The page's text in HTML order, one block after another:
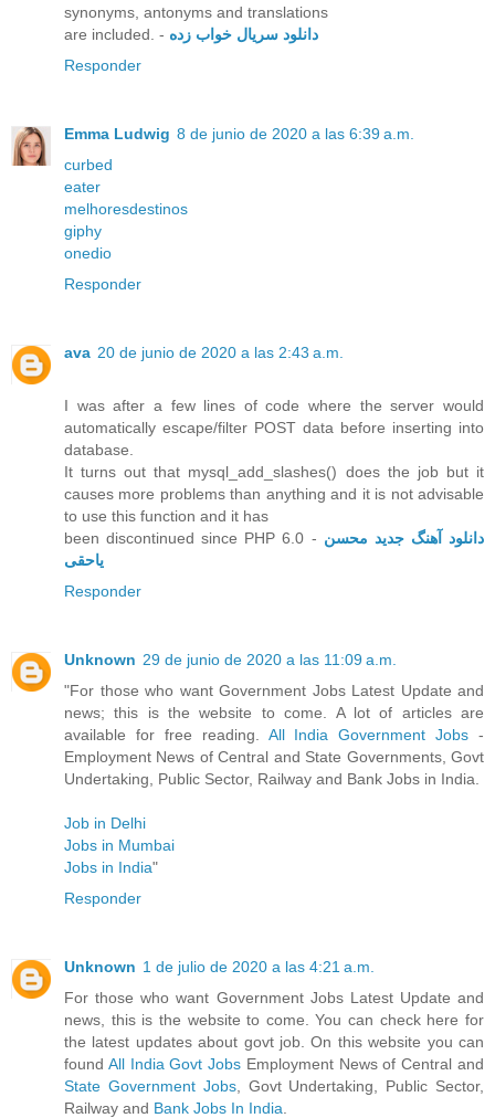
synonyms, antonyms and translations
are included. - دانلود سریال خواب زده
Responder
Emma Ludwig 8 de junio de 2020 a las 6:39 a.m.
curbed
eater
melhoresdestinos
giphy
onedio
Responder
ava 20 de junio de 2020 a las 2:43 a.m.
I was after a few lines of code where the server would
automatically escape/filter POST data before inserting into
database.
It turns out that mysql_add_slashes() does the job but it
causes more problems than anything and it is not advisable
to use this function and it has
been discontinued since PHP 6.0 - دانلود آهنگ جدید محسن
یاحقی
Responder
Unknown 29 de junio de 2020 a las 11:09 a.m.
"For those who want Government Jobs Latest Update and
news; this is the website to come. A lot of articles are
available for free reading. All India Government Jobs -
Employment News of Central and State Governments, Govt
Undertaking, Public Sector, Railway and Bank Jobs in India.
Job in Delhi
Jobs in Mumbai
Jobs in India"
Responder
Unknown 1 de julio de 2020 a las 4:21 a.m.
For those who want Government Jobs Latest Update and
news, this is the website to come. You can check here for
the latest updates about govt job. On this website you can
found All India Govt Jobs Employment News of Central and
State Government Jobs, Govt Undertaking, Public Sector,
Railway and Bank Jobs In India